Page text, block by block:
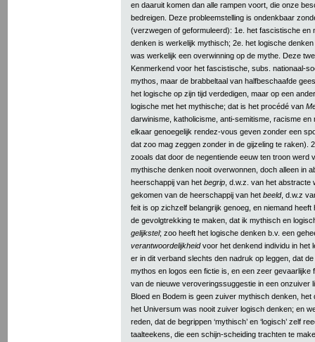
en daaruit komen dan alle rampen voort, die onze
bedreigen. Deze probleemstelling is ondenkbaar
(verzwegen of geformuleerd): 1e. het fascistische en
denken is werkelijk mythisch; 2e. het logische
was werkelijk een overwinning op de mythe. Deze
Kenmerkend voor het fascistische, subs. nationaal-
mythos, maar de brabbeltaal van halfbeschaafde
het logische op zijn tijd verdedigen, maar op een
logische met het mythische; dat is het procédé van
darwinisme, katholicisme, anti-semitisme, racisme en
elkaar genoegelijk rendez-vous geven zonder een
dat zoo mag zeggen zonder in de gijzeling te raken).
zooals dat door de negentiende eeuw ten troon werd
mythische denken nooit overwonnen, doch alleen in
heerschappij van het begrip , d.w.z. van het
gekomen van de heerschappij van het beeld, d.w.z
feit is op zichzelf belangrijk genoeg, en niemand
de gevolgtrekking te maken, dat ik mythisch en
gelijkstel; zoo heeft het logische denken b.v. een
verantwoordelijkheidvoor het denkend individu in het
er in dit verband slechts den nadruk op leggen, dat
mythos en logos een fictie is, en een zeer gevaarlijke
van de nieuwe veroveringssuggestie in een onzuiver
Bloed en Bodem is geen zuiver mythisch denken,
het Universum was nooit zuiver logisch denken; en
reden, dat de begrippen ‘mythisch’ en ‘logisch’ zelf
taalteekens, die een schijn-scheiding trachten te